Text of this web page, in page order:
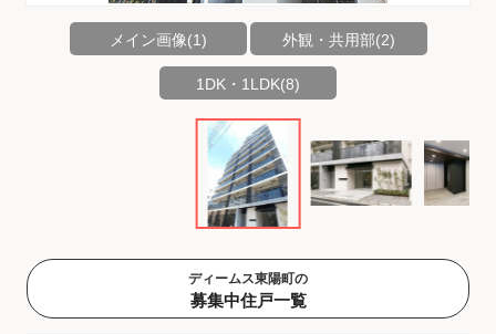
メイン画像(1) 外観・共用部(2)
1DK・1LDK(8)
ディームス東陽町の
募集中住戸一覧